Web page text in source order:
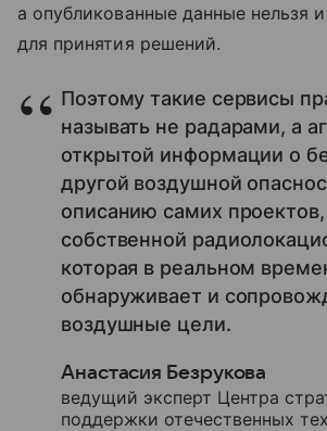
а опубликованные данные нельзя
для принятия решений.
Поэтому такие сервисы
называть не радарами, а
открытой информации о
другой воздушной
описанию самих
собственной
которая в реальном
обнаруживает и
воздушные цели.
Анастасия Безрукова
ведущий эксперт Центра
поддержки отечественных